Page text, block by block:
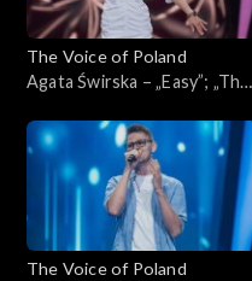
The Voice of Poland
Agata Świrska – „Easy”; „The
Przesłuchania w ciemno, 4
października 2025
The Voice of Poland